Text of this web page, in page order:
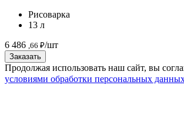
Рисоварка
13 л
6 486 ,66 ₽/шт
Заказать
Продолжая использовать наш сайт, вы
условиями обработки персональных